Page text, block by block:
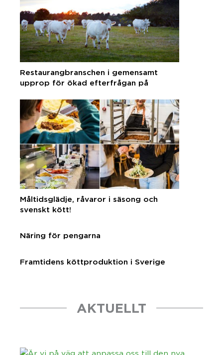
Restaurangbranschen i gemensamt
upprop för ökad efterfrågan på
Måltidsglädje, råvaror i säsong och
svenskt kött!
Näring för pengarna
Framtidens köttproduktion i Sverige
AKTUELLT